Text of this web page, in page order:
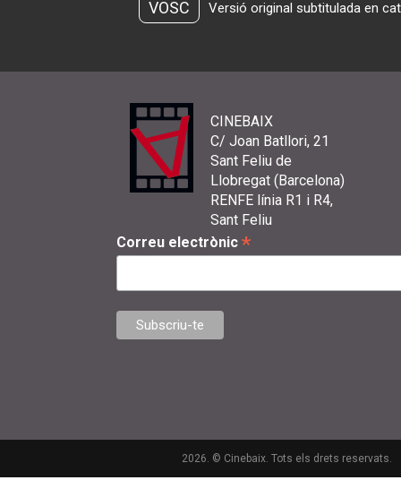
VOSC Versió original subtitulada en
CINEBAIX
C/ Joan Batllori, 21
Sant Feliu de
Llobregat (Barcelona)
RENFE línia R1 i R4,
Sant Feliu
Correu electrònic *
2026. © Cinebaix. Tots els drets reservats.